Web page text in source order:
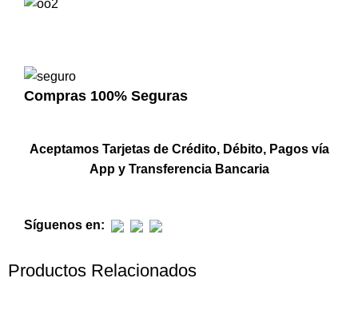
Compras 100% Seguras
Aceptamos Tarjetas de Crédito, Débito, Pagos vía
App y Transferencia Bancaria
Síguenos en:
Productos Relacionados